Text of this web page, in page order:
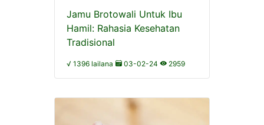
Jamu Brotowali Untuk Ibu
Hamil: Rahasia Kesehatan
Tradisional
√ 1396 lailana 03-02-24 2959